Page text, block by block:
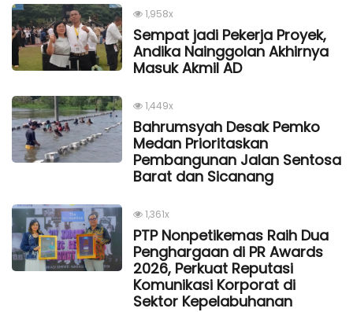
1,958x
Sempat jadi Pekerja Proyek,
Andika Nainggolan Akhirnya
Masuk Akmil AD
1,449x
Bahrumsyah Desak Pemko
Medan Prioritaskan
Pembangunan Jalan Sentosa
Barat dan Sicanang
1,361x
PTP Nonpetikemas Raih Dua
Penghargaan di PR Awards
2026, Perkuat Reputasi
Komunikasi Korporat di
Sektor Kepelabuhanan